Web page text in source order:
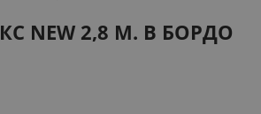
NEW 2,8 М. В БОРДО